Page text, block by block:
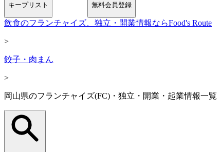
キープリスト 無料会員登録
飲食のフランチャイズ、独立・開業情報ならFood's Route
>
餃子・肉まん
>
岡山県のフランチャイズ(FC)・独立・開業・起業情報一覧